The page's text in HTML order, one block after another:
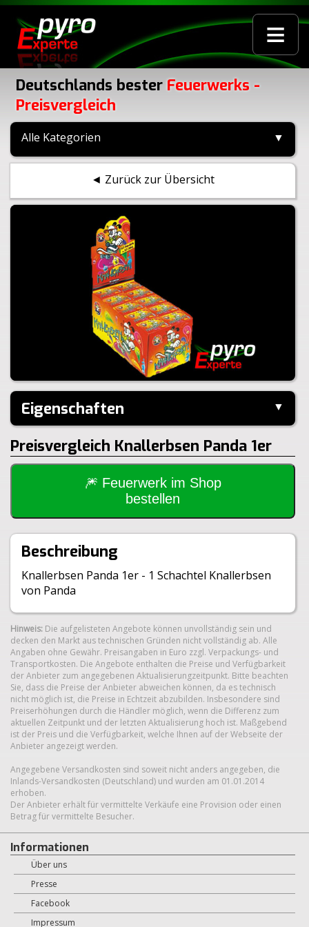
≡
Deutschlands bester Feuerwerks -
Preisvergleich
Alle Kategorien ▼
◄ Zurück zur Übersicht
Eigenschaften ▼
Hersteller:
Panda
Inhalt je Pack:
50 Stück
Inhalt je VE:
50 Stück
150g
3g
1.4S
BAM:
BAM-F1-0112
Preisvergleich Knallerbsen Panda 1er
🎆 Feuerwerk im Shop
bestellen
Beschreibung
Knallerbsen Panda 1er - 1 Schachtel Knallerbsen
von Panda
Hinweis: Die aufgelisteten Angebote können unvollständig sein und
decken den Markt aus technischen Gründen nicht vollständig ab. Alle
Angaben ohne Gewähr. Preisangaben in Euro zzgl. Verpackungs- und
Transportkosten. Die Angebote enthalten die Preise und Verfügbarkeit
der Anbieter zum angegebenen Aktualisierungzeitpunkt. Bitte beachten
Sie, dass die Preise der Anbieter abweichen können, da es technisch
nicht möglich ist, die Preise in Echtzeit abzubilden. Insbesondere sind
Preiserhöhungen durch die Händler möglich, wenn die Differenz zum
aktuellen Zeitpunkt und der letzten Aktualisierung hoch ist. Maßgebend
ist der Preis und die Verfügbarkeit, welche Ihnen auf der Webseite der
Anbieter angezeigt werden.
Angegebene Versandkosten sind soweit nicht anders angegeben, die
Inlands-Versandkosten (Deutschland) und wurden am 01.01.2014
erhoben.
Der Anbieter erhält für vermittelte Verkäufe eine Provision oder einen
Betrag für vermittelte Besucher.
Informationen
Über uns
Presse
Facebook
Impressum